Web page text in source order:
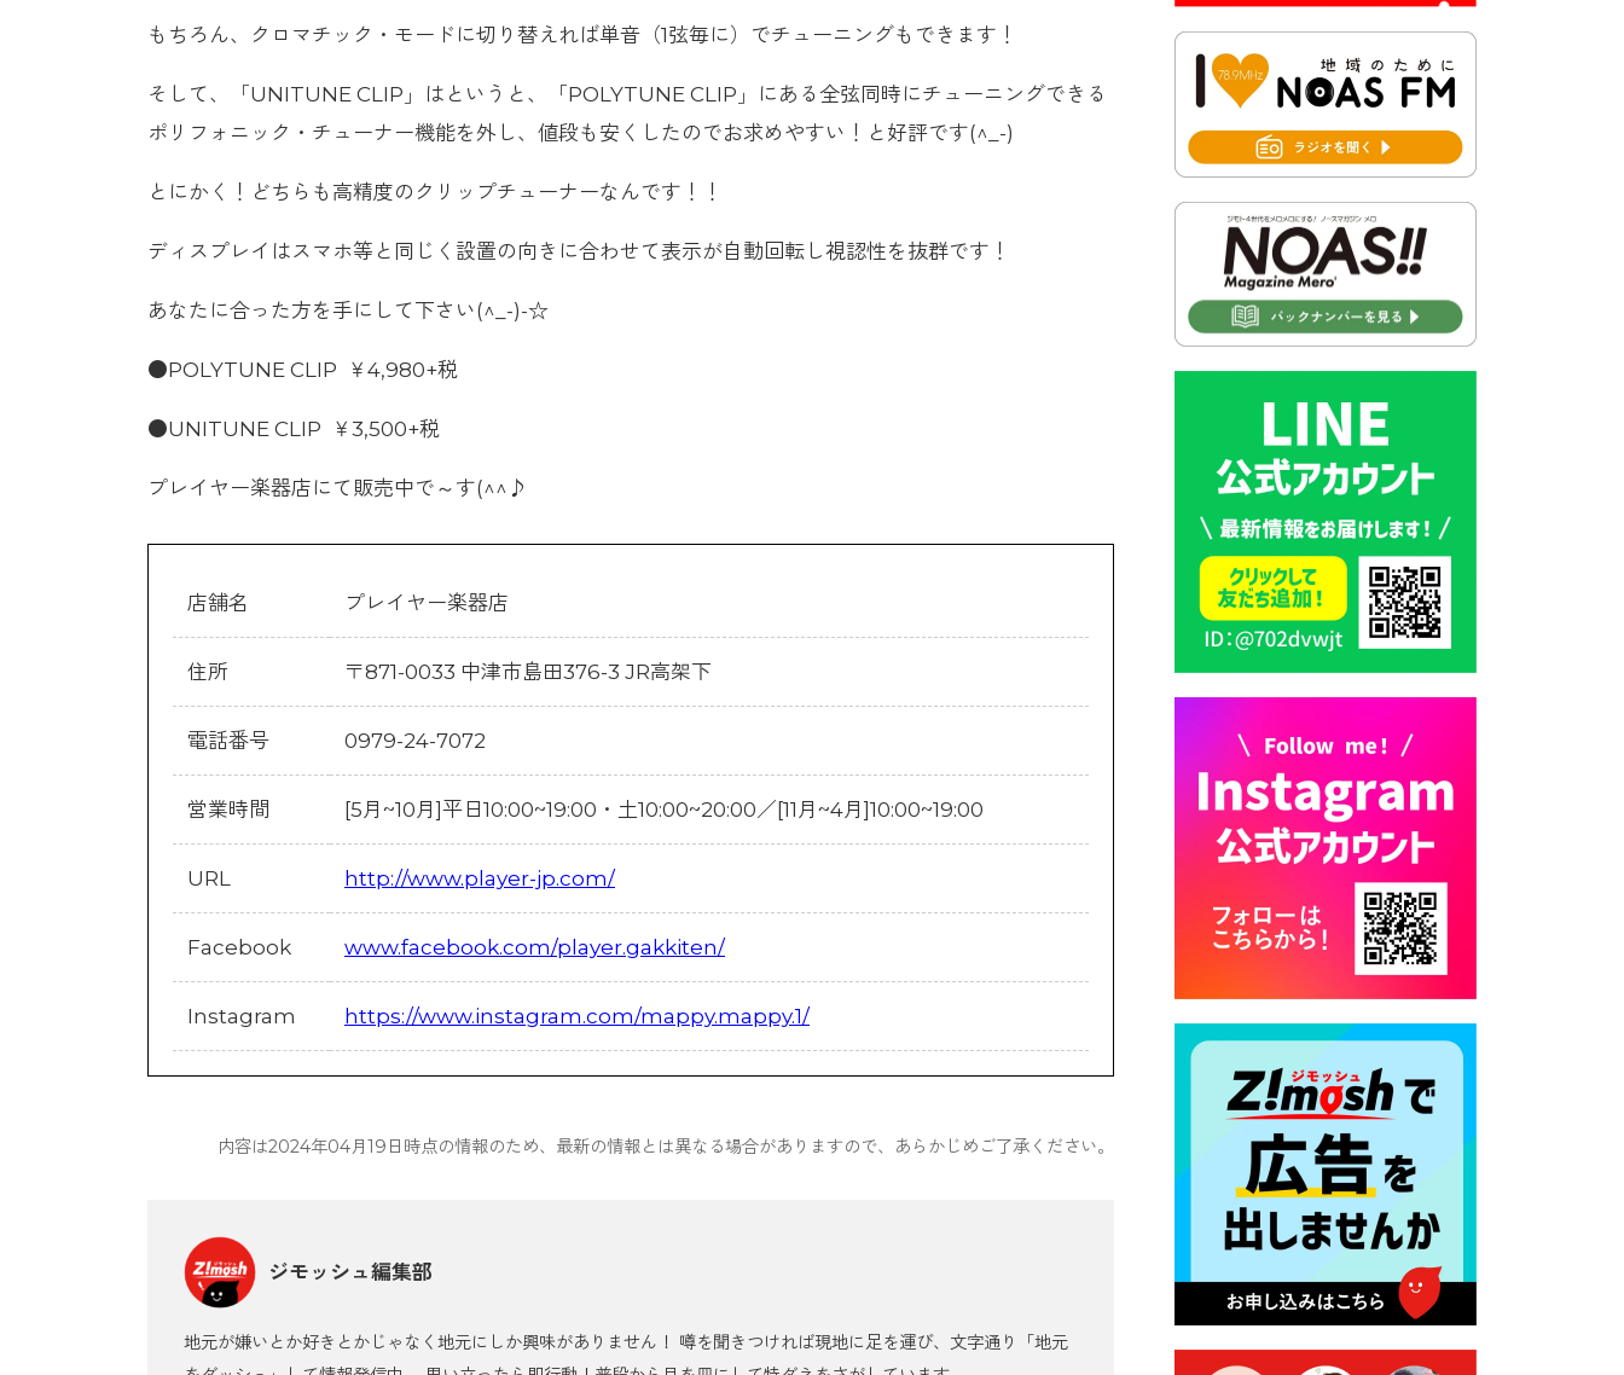
もちろん、クロマチック・モードに切り替えれば単音（1弦毎に）でチューニングもできます！
そして、「UNITUNE CLIP」はというと、「POLYTUNE CLIP」にある全弦同時にチューニングできる
ポリフォニック・チューナー機能を外し、値段も安くしたのでお求めやすい！と好評です(^_-)
とにかく！どちらも高精度のクリップチューナーなんです！！
ディスプレイはスマホ等と同じく設置の向きに合わせて表示が自動回転し視認性を抜群です！
あなたに合った方を手にして下さい(^_-)-☆
●POLYTUNE CLIP ￥4,980+税
●UNITUNE CLIP ￥3,500+税
プレイヤー楽器店にて販売中で～す(^^♪
店舗名 プレイヤー楽器店
住所 〒871-0033 中津市島田376-3 JR高架下
電話番号 0979-24-7072
営業時間 [5月~10月]平日10:00~19:00・土10:00~20:00／[11月~4月]10:00~19:00
URL http://www.player-jp.com/
Facebook www.facebook.com/player.gakkiten/
Instagram https://www.instagram.com/mappy.mappy.1/
内容は2024年04月19日時点の情報のため、最新の情報とは異なる場合がありますので、あらかじめご了承ください。
ジモッシュ編集部
地元が嫌いとか好きとかじゃなく地元にしか興味がありません！ 噂を聞きつければ現地に足を運び、文字通り「地元
2026年7月31日 第６次豊前市
総合計画後期基本計画策定業
書が変わります！
2026年7月30日 豊前市立豊前
中学校の進捗状況について
2026年7月30日 豊前市立学校
2026年7月30日 豊前市立学校
紹介≪再編計画の見直しにつ
いて≫
2026年7月29日 豊前市指定ご
み袋販売のお知らせ
2026年7月28日 豊前カラス天
狗みなと祭り（花火大会）開
催決定！
2026年7月28日 令和8年度
京築地区水道企業団職員採用
試験（募集）
2026年7月27日 マイナンバー
カード交付に伴う休日および
平日夜間開庁の案内
2026年7月22日 令和８年度
「こども文化パスポート事
2026年7月21日 卜仙の郷 お
盆期間の営業時間のお知らせ
2026年7月17日 バス経路検索
のご利用案内
2026年7月10日 台湾伝統音楽
団体 「北埔八音団・楽善軒」
公演開催のお知らせ
ンディング型ふるさと納税の
実施について
2026年7月9日 農地法等に係